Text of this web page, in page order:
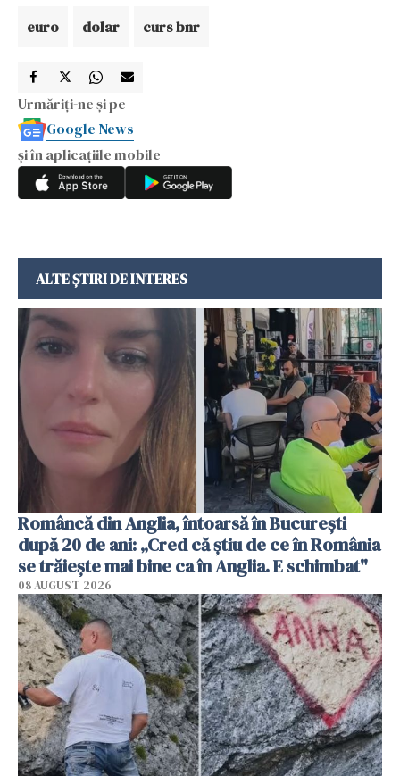
euro dolar curs bnr
Urmăriți-ne și pe
Google News
și în aplicațiile mobile
ALTE ȘTIRI DE INTERES
Româncă din Anglia, întoarsă în București
după 20 de ani: „Cred că știu de ce în România
se trăiește mai bine ca în Anglia. E schimbat"
08 AUGUST 2026